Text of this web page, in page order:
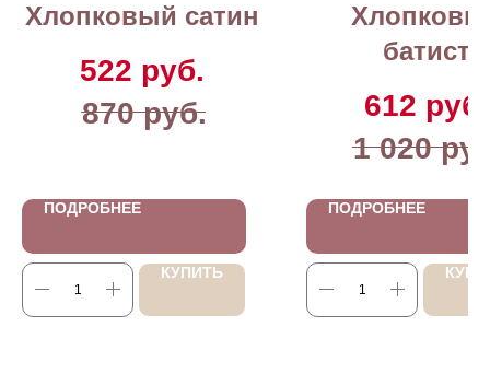
Хлопковый сатин
522 руб.
870 руб.
ПОДРОБНЕЕ
КУПИТЬ
батист
612 руб.
1 020
ПОДРОБНЕЕ